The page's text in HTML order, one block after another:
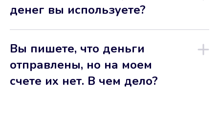
денег вы используете?
Вы пишете, что деньги
отправлены, но на моем
счете их нет. В чем дело?